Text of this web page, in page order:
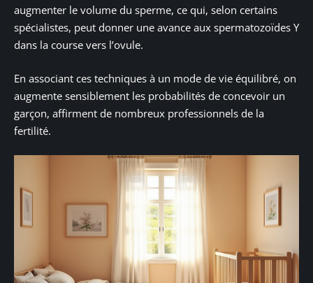
augmenter le volume du sperme, ce qui, selon certains
spécialistes, peut donner une avance aux spermatozoïdes Y
dans la course vers l’ovule.
En associant ces techniques à un mode de vie équilibré, on
augmente sensiblement les probabilités de concevoir un
garçon, affirment de nombreux professionnels de la
fertilité.